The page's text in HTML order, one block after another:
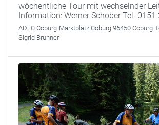
wöchentliche Tour mit wechselnder
Information: Werner Schober Tel.
ADFC Coburg Marktplatz Coburg 96450 Coburg
Sigrid Brunner